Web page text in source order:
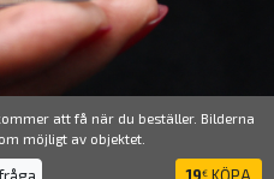
att få när du beställer. Bilderna
möjligt av objektet.
€